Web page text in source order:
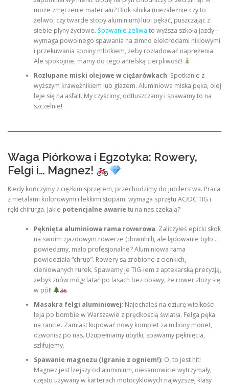
może zmęczenie materiału? Blok silnika (niezależnie czy to
żeliwo, czy twarde stopy aluminium) lubi pękać, puszczając z
siebie płyny życiowe. Spawanie żeliwa to wyższa szkoła jazdy –
wymaga powolnego spawania na zimno elektrodami niklowymi
i przekuwania spoiny młotkiem, żeby rozładować naprężenia.
Ale spokojnie, mamy do tego anielską cierpliwość!
Rozłupane miski olejowe w ciężarówkach: Spotkanie z
wyższym krawężnikiem lub głazem. Aluminiowa miska pęka, olej
leje się na asfalt. My czyścimy, odtłuszczamy i spawamy to na
szczelnie!
Waga Piórkowa i Egzotyka: Rowery,
Felgi i… Magnez!
Kiedy kończymy z ciężkim sprzętem, przechodzimy do jubilerstwa. Praca
z metalami kolorowymi i lekkimi stopami wymaga sprzętu AC/DC TIG i
ręki chirurga. Jakie potencjalne awarie tu na nas czekają?
Pęknięta aluminiowa rama rowerowa: Zaliczyłeś epicki skok
na swoim zjazdowym rowerze (downhill), ale lądowanie było…
powiedzmy, mało profesjonalne? Aluminiowa rama
powiedziała “chrup”. Rowery są zrobione z cienkich,
cieniowanych rurek. Spawamy je TIG-iem z aptekarską precyzją,
żebyś znów mógł latać po lasach bez obawy, że rower złoży się
w pół!
Masakra felgi aluminiowej: Najechałeś na dziurę wielkości
leja po bombie w Warszawie z prędkością światła. Felga pęka
na rancie. Zamiast kupować nowy komplet za miliony monet,
dzwonisz po nas. Uzupełniamy ubytki, spawamy pęknięcia,
szlifujemy.
Spawanie magnezu (Igranie z ogniem!): O, to jest hit!
Magnez jest lżejszy od aluminium, niesamowicie wytrzymały,
często używany w karterach motocyklowych najwyższej klasy